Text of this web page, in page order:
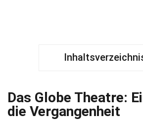
Das Globe Theatre:
die Vergangenheit